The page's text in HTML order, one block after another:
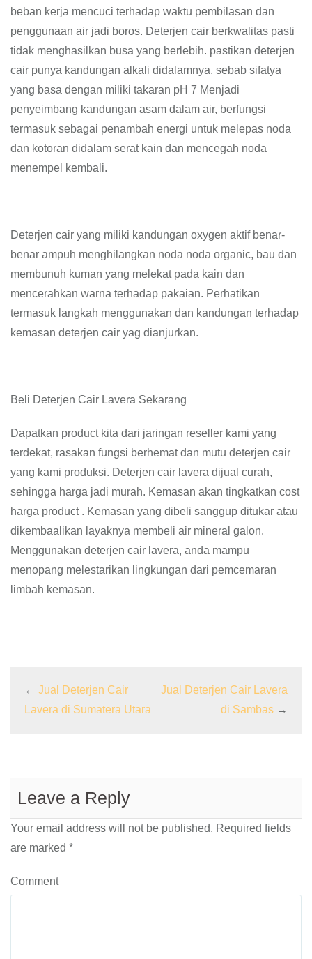
beban kerja mencuci terhadap waktu pembilasan dan
penggunaan air jadi boros. Deterjen cair berkwalitas pasti
tidak menghasilkan busa yang berlebih. pastikan deterjen
cair punya kandungan alkali didalamnya, sebab sifatya
yang basa dengan miliki takaran pH 7 Menjadi
penyeimbang kandungan asam dalam air, berfungsi
termasuk sebagai penambah energi untuk melepas noda
dan kotoran didalam serat kain dan mencegah noda
menempel kembali.
Deterjen cair yang miliki kandungan oxygen aktif benar-
benar ampuh menghilangkan noda noda organic, bau dan
membunuh kuman yang melekat pada kain dan
mencerahkan warna terhadap pakaian. Perhatikan
termasuk langkah menggunakan dan kandungan terhadap
kemasan deterjen cair yag dianjurkan.
Beli Deterjen Cair Lavera Sekarang
Dapatkan product kita dari jaringan reseller kami yang
terdekat, rasakan fungsi berhemat dan mutu deterjen cair
yang kami produksi. Deterjen cair lavera dijual curah,
sehingga harga jadi murah. Kemasan akan tingkatkan cost
harga product . Kemasan yang dibeli sanggup ditukar atau
dikembaalikan layaknya membeli air mineral galon.
Menggunakan deterjen cair lavera, anda mampu
menopang melestarikan lingkungan dari pemcemaran
limbah kemasan.
← Jual Deterjen Cair
Lavera di Sumatera Utara
Jual Deterjen Cair Lavera
di Sambas →
Leave a Reply
Your email address will not be published. Required fields
are marked *
Comment